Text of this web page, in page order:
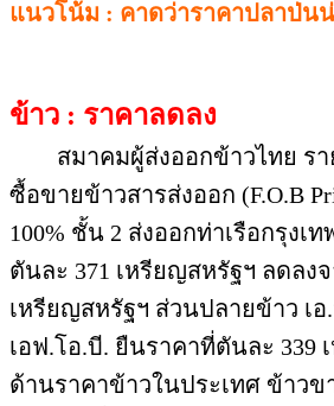
ด้านราคาข้าวในประเทศ ข้าวขา
ราคาอยู่ที่กระสอบละ 1,050 บา
ละ 1,070 บาท ส่วนปลายข้าว เ
โรงงานอาหารสัตว์ ราคาทรงตั
บาท
แนวโน้ม : คาดว่าราคาข้าวน่าจ